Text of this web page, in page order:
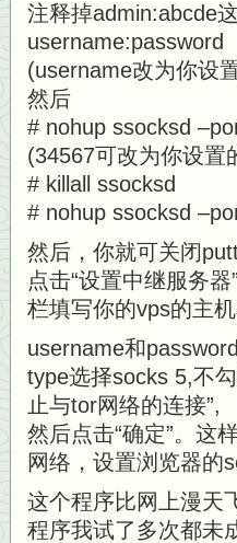
注释掉admin:abcde
username:password
(username改为你设
然后
# nohup ssocksd
(34567可改为你设置
# killall ssocksd
# nohup ssocksd
然后，你就可关闭
点击“设置中继服务
栏填写你的vps的主
username和
type选择socks 5,不
止与tor网络的连接”,
然后点击“确定”。这
网络，设置浏览器的
这个程序比网上漫天
程序我试了多次都未